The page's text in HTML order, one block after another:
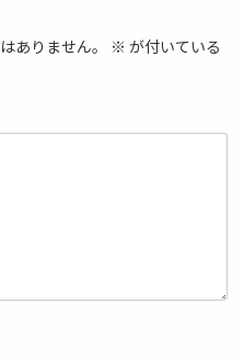
ありません。 ※ が付いている